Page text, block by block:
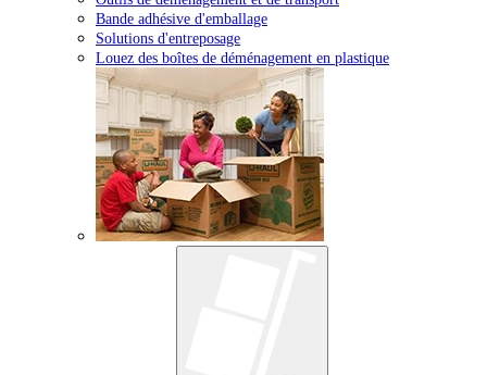
Bande adhésive d'emballage
Solutions d'entreposage
Louez des boîtes de déménagement en plastique